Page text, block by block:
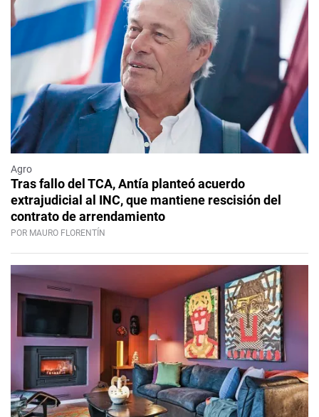
Agro
Tras fallo del TCA, Antía planteó acuerdo
extrajudicial al INC, que mantiene rescisión del
contrato de arrendamiento
POR MAURO FLORENTÍN